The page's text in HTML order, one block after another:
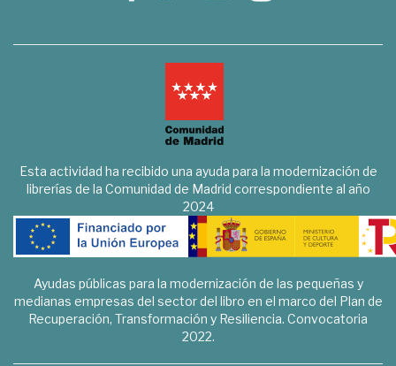
Esta actividad ha recibido una ayuda para la modernización de
librerías de la Comunidad de Madrid correspondiente al año
2024
Ayudas públicas para la modernización de las pequeñas y
medianas empresas del sector del libro en el marco del Plan de
Recuperación, Transformación y Resiliencia. Convocatoria
2022.